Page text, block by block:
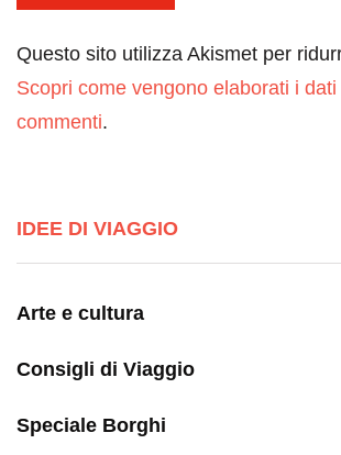
Questo sito utilizza Akismet per
Scopri come vengono elaborati i
commenti.
IDEE DI VIAGGIO
Arte e cultura
Consigli di Viaggio
Speciale Borghi